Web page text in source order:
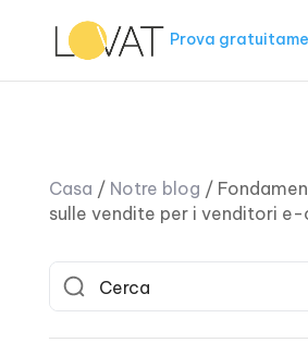
Prova
Casa / Notre blog /
sulle vendite per i venditori